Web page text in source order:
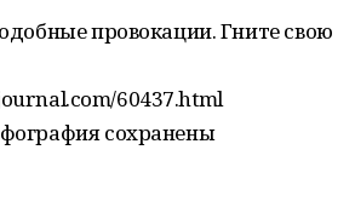
провокации. Гните свою
60437.html
сохранены